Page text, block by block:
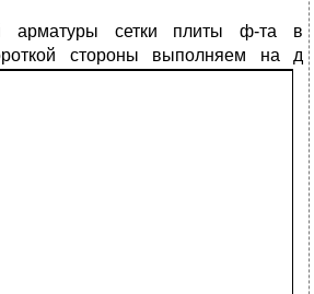
арматуры сетки плиты ф-та в
стороны выполняем на д